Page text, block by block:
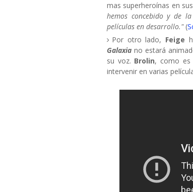
mas superheroínas en
hemos concebido y de
películas en desarrollo." (
Por otro lado, Feige
Galaxia no estará
su voz. Brolin, como es
intervenir en varias